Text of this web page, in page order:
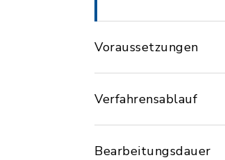
Voraussetzungen
Verfahrensablauf
Bearbeitungsdauer